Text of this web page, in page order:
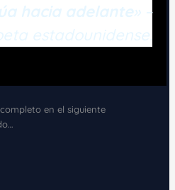
hacia adelante» –
estadounidense.
en el siguiente